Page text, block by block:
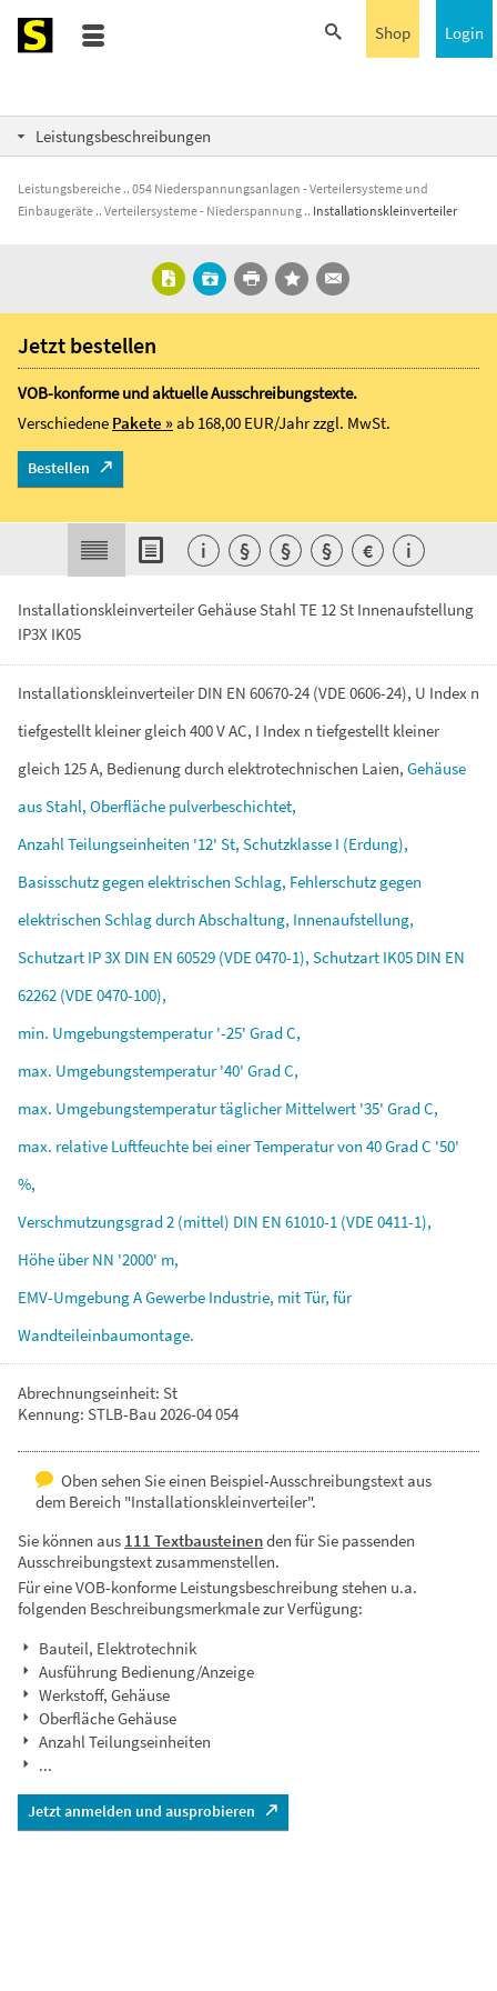
Login
Shop
Leistungsbeschreibungen
Leistungsbereiche
054 Niederspannungsanlagen - Verteilersysteme und
Einbaugeräte
Verteilersysteme - Niederspannung Installationskleinverteiler
Installationskleinverteiler Gehäuse Stahl TE 12 St Innenaufstellung
IP3X IK05
InstallationskleinverteilerDIN EN 60670-24 (VDE0606-24), U Index n
tiefgestellt kleinergleich 400VAC, I Index n tiefgestellt kleiner
gleich 125A, Bedienungdurch elektrotechnischen Laien, Gehäuse
ausStahl, Oberfläche pulverbeschichtet,
AnzahlTeilungseinheiten '12' St, Schutzklasse I (Erdung),
Basisschutz gegen elektrischen Schlag, Fehlerschutz gegen
elektrischen Schlagdurch Abschaltung, Innenaufstellung,
Schutzart IP3X DIN EN 60529 (VDE0470-1), Schutzart IK05 DIN EN
62262 (VDE0470-100),
min. Umgebungstemperatur'-25' GradC,
max. Umgebungstemperatur'40' GradC,
max. UmgebungstemperaturtäglicherMittelwert '35' GradC,
max. relative Luftfeuchte bei einerTemperaturvon 40GradC '50'
%,
Verschmutzungsgrad2 (mittel) DIN EN 61010-1 (VDE0411-1),
Höhe überNN '2000' m,
EMV-UmgebungAGewerbe Industrie, mitTür, für
Wandteileinbaumontage.
Abrechnungseinheit: St
Kennung: STLB-Bau 2026-04 054
Oben sehen Sie einen Beispiel-Ausschreibungstext aus
dem Bereich "Installationskleinverteiler".
Sie können aus 111 Textbausteinenden für Sie passenden
Ausschreibungstext zusammenstellen.
Für eine VOB-konforme Leistungsbeschreibung stehen u.a.
folgenden Beschreibungsmerkmale zur Verfügung:
Bauteil, Elektrotechnik
Ausführung Bedienung/Anzeige
Werkstoff, Gehäuse
Oberfläche Gehäuse
Anzahl Teilungseinheiten
...
Jetzt anmelden und ausprobieren
Jetzt bestellen
VOB-konforme und aktuelle Ausschreibungstexte.
Verschiedene Pakete »ab 168,00 EUR/Jahrzzgl. MwSt.
Bestellen
i § § § € i